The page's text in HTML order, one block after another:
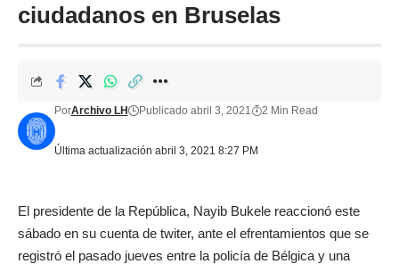
ciudadanos en Bruselas
Última actualización abril 3, 2021 8:27 PM
PorArchivo LH Publicado abril 3, 2021 2 Min Read
El presidente de la República, Nayib Bukele reaccionó este
sábado en su cuenta de twiter, ante el efrentamientos que se
registró el pasado jueves entre la policía de Bélgica y una